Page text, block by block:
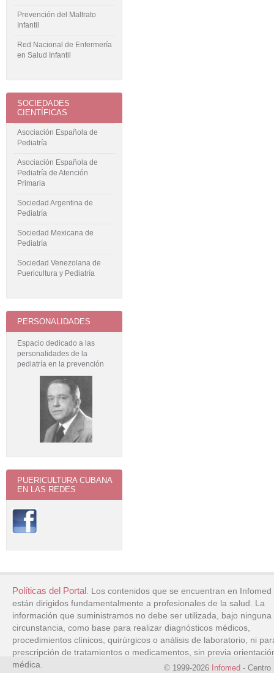
Prevención del Maltrato
Infantil
Red Nacional de Enfermería
en Salud Infantil
SOCIEDADES
CIENTÍFICAS
Asociación Española de
Pediatría
Asociación Española de
Pediatría de Atención
Primaria
Sociedad Argentina de
Pediatría
Sociedad Mexicana de
Pediatría
Sociedad Venezolana de
Puericultura y Pediatría
PERSONALIDADES
Espacio dedicado a las
personalidades de la
pediatría en la prevención
PUERICULTURA CUBANA
EN LAS REDES
Políticas del Portal. Los contenidos que se encuentran en Infomed
están dirigidos fundamentalmente a profesionales de la salud. La
información que suministramos no debe ser utilizada, bajo ninguna
circunstancia, como base para realizar diagnósticos médicos,
procedimientos clínicos, quirúrgicos o análisis de laboratorio, ni
prescripción de tratamientos o medicamentos, sin previa
médica.
© 1999-2026 Infomed - Centro